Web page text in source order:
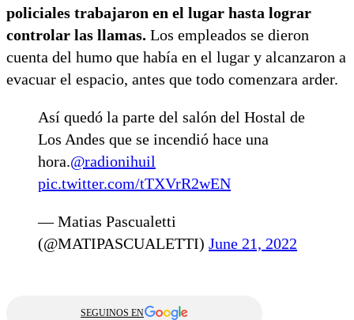
policiales trabajaron en el lugar hasta lograr
controlar las llamas. Los empleados se dieron
cuenta del humo que había en el lugar y alcanzaron a
evacuar el espacio, antes que todo comenzara arder.
Así quedó la parte del salón del Hostal de
Los Andes que se incendió hace una
hora.@radionihuil
pic.twitter.com/tTXVrR2wEN
— Matias Pascualetti
(@MATIPASCUALETTI) June 21, 2022
SEGUINOS EN